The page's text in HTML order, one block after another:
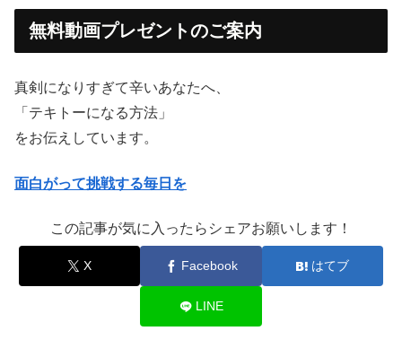
無料動画プレゼントのご案内
真剣になりすぎて辛いあなたへ、
「テキトーになる方法」
をお伝えしています。
面白がって挑戦する毎日を
この記事が気に入ったらシェアお願いします！
X Facebook はてブ
LINE